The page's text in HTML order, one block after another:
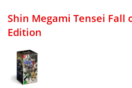
Shin Megami Tensei Fall
Edition